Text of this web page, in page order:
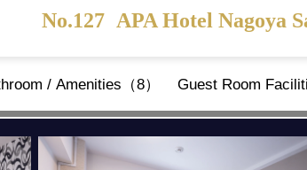
No.127 APA Hotel Nagoya
/ Amenities（8） Guest Room